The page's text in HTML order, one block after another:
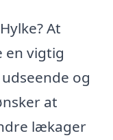
At
en vigtig
og
at
lækager